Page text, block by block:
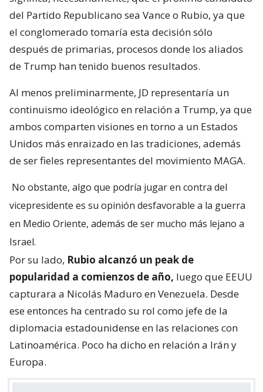
del Partido Republicano sea Vance o Rubio, ya que
el conglomerado tomaría esta decisión sólo
después de primarias, procesos donde los aliados
de Trump han tenido buenos resultados.
Al menos preliminarmente, JD representaría un
continuismo ideológico en relación a Trump, ya que
ambos comparten visiones en torno a un Estados
Unidos más enraizado en las tradiciones, además
de ser fieles representantes del movimiento MAGA.
No obstante, algo que podría jugar en contra del
vicepresidente es su opinión desfavorable a la guerra
en Medio Oriente, además de ser mucho más lejano a
Israel.
Por su lado, Rubio alcanzó un peak de
popularidad a comienzos de año, luego que EEUU
capturara a Nicolás Maduro en Venezuela. Desde
ese entonces ha centrado su rol como jefe de la
diplomacia estadounidense en las relaciones con
Latinoamérica. Poco ha dicho en relación a Irán y
Europa.